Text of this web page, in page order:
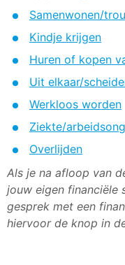
Samenwonen/
Kindje krijgen
Huren of kopen
Uit elkaar/
Werkloos worden
Ziekte/
Overlijden
Als je na afloop van
jouw eigen financiële
gesprek met een
hiervoor de knop in